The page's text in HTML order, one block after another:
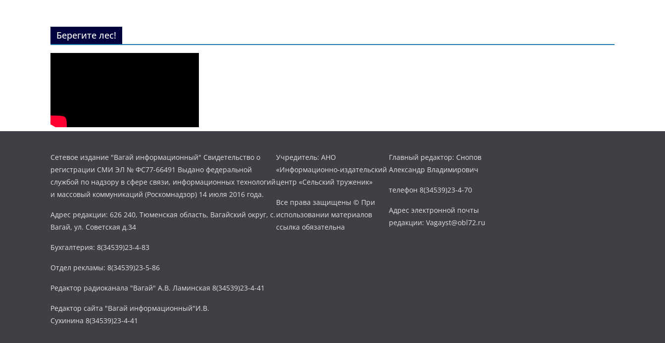
Берегите лес!
Сетевое издание "Вагай информационный" Свидетельство о
регистрации СМИ ЭЛ № ФС77-66491 Выдано федеральной
службой по надзору в сфере связи, информационных технологий
и массовый коммуникаций (Роскомнадзор) 14 июля 2016 года.
Адрес редакции: 626 240, Тюменская область, Вагайский округ, с.
Вагай, ул. Советская д.34
Бухгалтерия: 8(34539)23-4-83
Отдел рекламы: 8(34539)23-5-86
Редактор радиоканала "Вагай" А.В. Ламинская 8(34539)23-4-41
Редактор сайта "Вагай информационный"И.В.
Сухинина 8(34539)23-4-41
Учредитель: АНО
«Информационно-издательский
центр «Сельский труженик»
Все права защищены © При
использовании материалов
ссылка обязательна
Главный редактор: Снопов
Александр Владимирович
телефон 8(34539)23-4-70
Адрес электронной почты
редакции: Vagayst@obl72.ru